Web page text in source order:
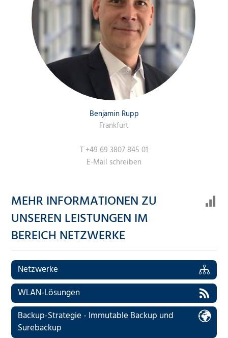
Benjamin Rupp
Frankfurt
T +49 69 3807 845 01
E-Mail schreiben
MEHR INFORMATIONEN ZU
UNSEREN LEISTUNGEN IM
BEREICH NETZWERKE
Netzwerke
WLAN-Lösungen
Backup-Strategie - Immutable Backup und
Surebackup